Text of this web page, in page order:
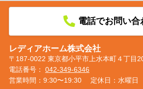
電話でお問い合
レディアホーム株式会社
〒187-0022 東京都小平市上水本町４丁目
電話番号： 042-349-6346
営業時間：9:30〜19:30
定休日：水曜日